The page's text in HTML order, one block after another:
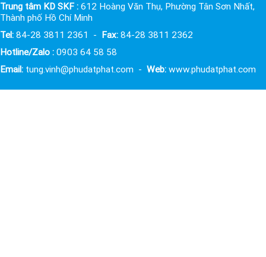
Trung tâm KD SKF : 612 Hoàng Văn Thụ, Phường Tân Sơn Nhất,
Thành phố Hồ Chí Minh
Tel: 84-28 3811 2361 - Fax: 84-28 3811 2362
Hotline/Zalo : 0903 64 58 58
Email: tung.vinh@phudatphat.com - Web: www.phudatphat.com